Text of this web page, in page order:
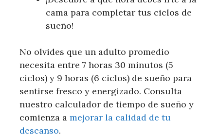
cama para completar tus ciclos de
sueño!
No olvides que un adulto promedio
necesita entre 7 horas 30 minutos (5
ciclos) y 9 horas (6 ciclos) de sueño para
sentirse fresco y energizado. Consulta
nuestro calculador de tiempo de sueño y
comienza a mejorar la calidad de tu
descanso.